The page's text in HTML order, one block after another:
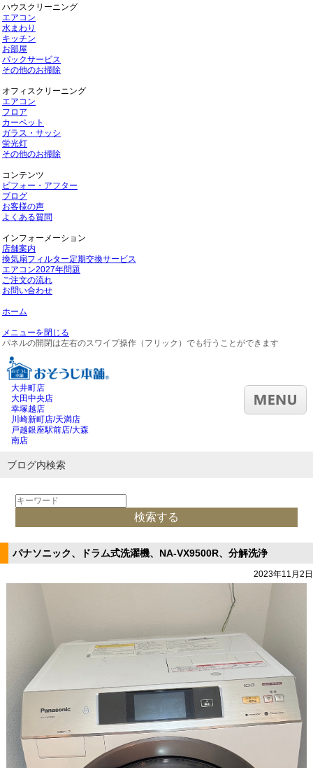
ハウスクリーニング
エアコン
水まわり
キッチン
お部屋
パックサービス
その他のお掃除
オフィスクリーニング
エアコン
フロア
カーペット
ガラス・サッシ
蛍光灯
その他のお掃除
コンテンツ
ビフォー・アフター
ブログ
お客様の声
よくある質問
インフォーメーション
店舗案内
換気扇フィルター定期交換サービス
エアコン2027年問題
ご注文の流れ
お問い合わせ
ホーム
メニューを閉じる
パネルの開閉は左右のスワイプ操作（フリック）でも行うことができます
大井町店
大田中央店
幸塚越店
川崎新町店/天満店
戸越銀座駅前店/大森
南店
ブログ内検索
パナソニック、ドラム式洗濯機、NA-VX9500R、分解洗浄
2023年11月2日